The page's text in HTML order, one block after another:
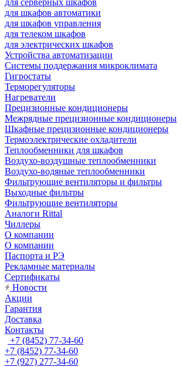
для серверных шкафов
для шкафов автоматики
для шкафов управления
для телеком шкафов
для электрических шкафов
Устройства автоматизации
Системы поддержания микроклимата
Гигростаты
Терморегуляторы
Нагреватели
Прецизионные кондиционеры
Mежрядные прецизионные кондиционеры
Шкафные прецизионные кондиционеры
Термоэлектрические охладители
Теплообменники для шкафов
Воздухо-воздушные теплообменники
Воздухо-водяные теплообменники
Фильтрующие вентиляторы и фильтры
Выходные фильтры
Фильтрующие вентиляторы
Аналоги Rittal
Чиллеры
О компании
О компании
Паспорта и РЭ
Рекламные материалы
Сертификаты
Новости
Акции
Гарантия
Доставка
Контакты
+7 (8452) 77-34-60
+7 (8452) 77-34-60
+7 (927) 277-34-60